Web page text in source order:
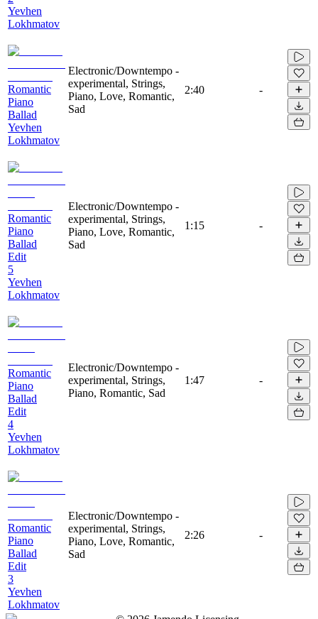
Yevhen
Lokhmatov
Romantic
Piano
Ballad
Yevhen
Lokhmatov
Electronic/Downtempo -
experimental, Strings,
Piano, Love, Romantic,
Sad
2:40 -
Romantic
Piano
Ballad
Edit
5
Yevhen
Lokhmatov
Electronic/Downtempo -
experimental, Strings,
Piano, Love, Romantic,
Sad
1:15 -
Romantic
Piano
Ballad
Edit
4
Yevhen
Lokhmatov
Electronic/Downtempo -
experimental, Strings,
Piano, Romantic, Sad
1:47 -
Romantic
Piano
Ballad
Edit
3
Yevhen
Lokhmatov
Electronic/Downtempo -
experimental, Strings,
Piano, Love, Romantic,
Sad
2:26 -